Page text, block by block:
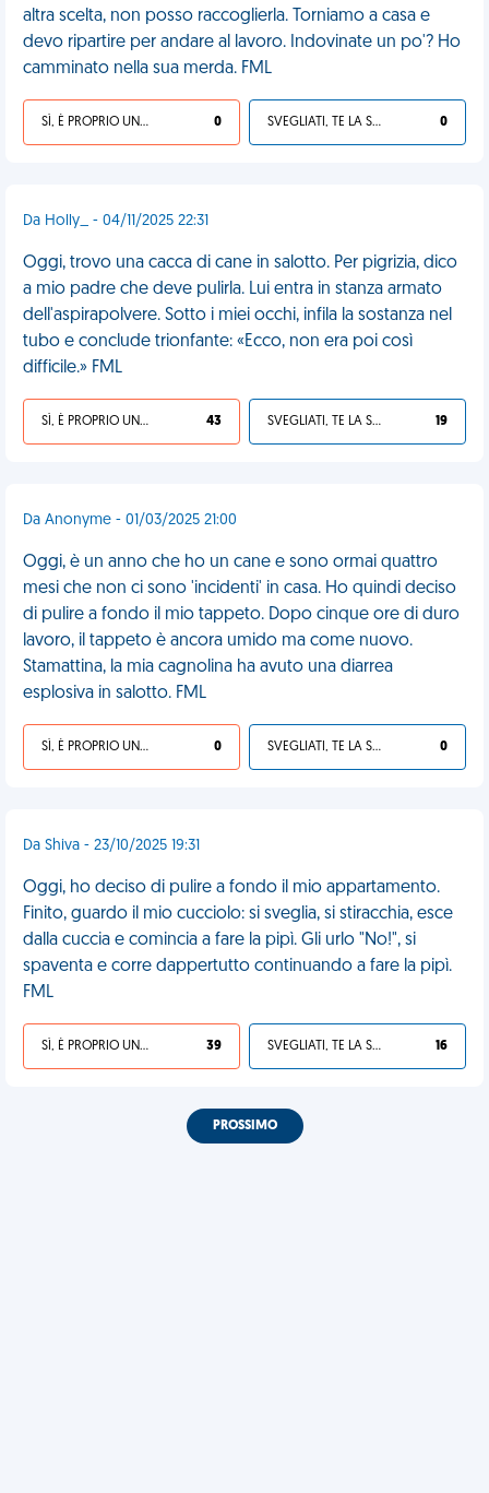
altra scelta, non posso raccoglierla. Torniamo a casa e
devo ripartire per andare al lavoro. Indovinate un po'? Ho
camminato nella sua merda. FML
SÌ, È PROPRIO UNA VDM! 0 SVEGLIATI, TE LA SEI CERCATA! 0
Da Holly_ - 04/11/2025 22:31
Oggi, trovo una cacca di cane in salotto. Per pigrizia, dico
a mio padre che deve pulirla. Lui entra in stanza armato
dell'aspirapolvere. Sotto i miei occhi, infila la sostanza nel
tubo e conclude trionfante: «Ecco, non era poi così
difficile.» FML
SÌ, È PROPRIO UNA VDM! 43 SVEGLIATI, TE LA SEI CERCATA! 19
Da Anonyme - 01/03/2025 21:00
Oggi, è un anno che ho un cane e sono ormai quattro
mesi che non ci sono 'incidenti' in casa. Ho quindi deciso
di pulire a fondo il mio tappeto. Dopo cinque ore di duro
lavoro, il tappeto è ancora umido ma come nuovo.
Stamattina, la mia cagnolina ha avuto una diarrea
esplosiva in salotto. FML
SÌ, È PROPRIO UNA VDM! 0 SVEGLIATI, TE LA SEI CERCATA! 0
Da Shiva - 23/10/2025 19:31
Oggi, ho deciso di pulire a fondo il mio appartamento.
Finito, guardo il mio cucciolo: si sveglia, si stiracchia, esce
dalla cuccia e comincia a fare la pipì. Gli urlo "No!", si
spaventa e corre dappertutto continuando a fare la pipì.
FML
SÌ, È PROPRIO UNA VDM! 39 SVEGLIATI, TE LA SEI CERCATA! 16
PROSSIMO